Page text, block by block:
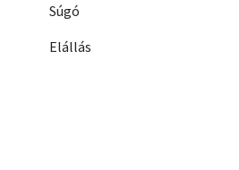
Súgó
Elállás